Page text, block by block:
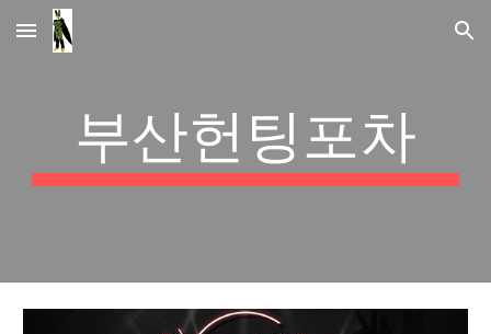
Skip to main content Skip to navigation
부산헌팅포차